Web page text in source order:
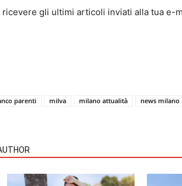
gli ultimi articoli inviati alla tua e-
parenti milva milano attualità news milano